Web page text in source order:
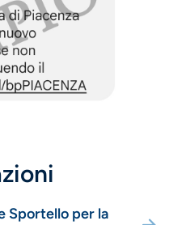
Sportello per la